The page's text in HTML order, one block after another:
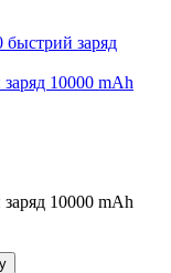
10000 mAh
10000 mAh